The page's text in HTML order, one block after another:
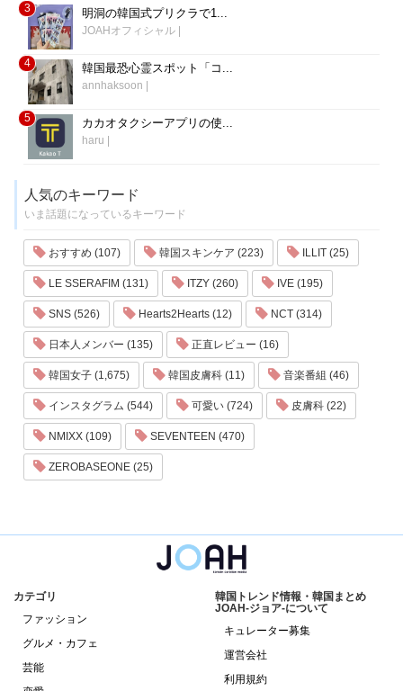
3 明洞の韓国式プリクラで1...
JOAHオフィシャル |
4 韓国最恐心霊スポット「コ...
annhaksoon |
5 カカオタクシーアプリの使...
haru |
人気のキーワード
いま話題になっているキーワード
おすすめ (107) 韓国スキンケア (223) ILLIT (25)
LE SSERAFIM (131) ITZY (260) IVE (195)
SNS (526) Hearts2Hearts (12) NCT (314)
日本人メンバー (135) 正直レビュー (16)
韓国女子 (1,675) 韓国皮膚科 (11) 音楽番組 (46)
インスタグラム (544) 可愛い (724) 皮膚科 (22)
NMIXX (109) SEVENTEEN (470)
ZEROBASEONE (25)
カテゴリ
ファッション
グルメ・カフェ
芸能
韓国トレンド情報・韓国まとめ
JOAH-ジョア-について
キュレーター募集
運営会社
利用規約